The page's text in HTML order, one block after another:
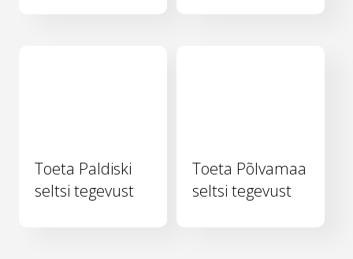
Toeta Paldiski
seltsi tegevust
Toeta Põlvamaa
seltsi tegevust